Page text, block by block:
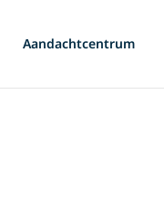
Aandachtcentrum